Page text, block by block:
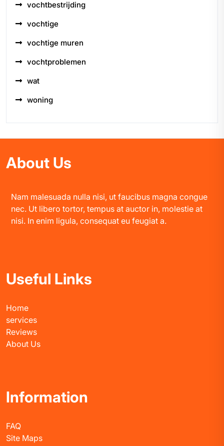
vochtbestrijding
vochtige
vochtige muren
vochtproblemen
wat
woning
About Us
Nam malesuada nulla nisi, ut faucibus magna congue
nec. Ut libero tortor, tempus at auctor in, molestie at
nisi. In enim ligula, consequat eu feugiat a.
Useful Links
Home
services
Reviews
About Us
Information
FAQ
Site Maps